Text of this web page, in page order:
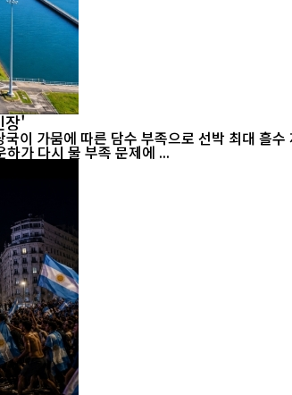
장'
가뭄에 따른 담수 부족으로 선박 최대 흘수
가 다시 물 부족 문제에 ...